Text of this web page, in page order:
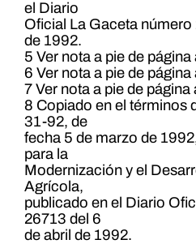
el Diario
Oficial La Gaceta número
de 1992.
5 Ver nota a pie de página
6 Ver nota a pie de
7 Ver nota a pie de
8 Copiado en el términos
31-92, de
fecha 5 de marzo de
para la
Modernización y el
Agrícola,
publicado en el Diario
26713 del 6
de abril de 1992.